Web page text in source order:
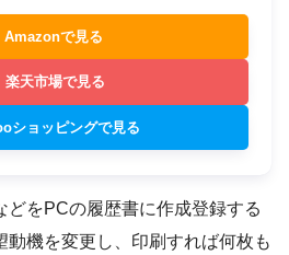
Amazonで見る
楽天市場で見る
ショッピングで見る
どをPCの履歴書に作成登録する
動機を変更し、印刷すれば何枚も